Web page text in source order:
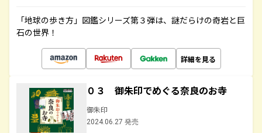
「地球の歩き方」図鑑シリーズ第３弾は、謎だらけの奇岩と巨
石の世界！
詳細を見る
０３ 御朱印でめぐる奈良のお寺
御朱印
2024.06.27 発売